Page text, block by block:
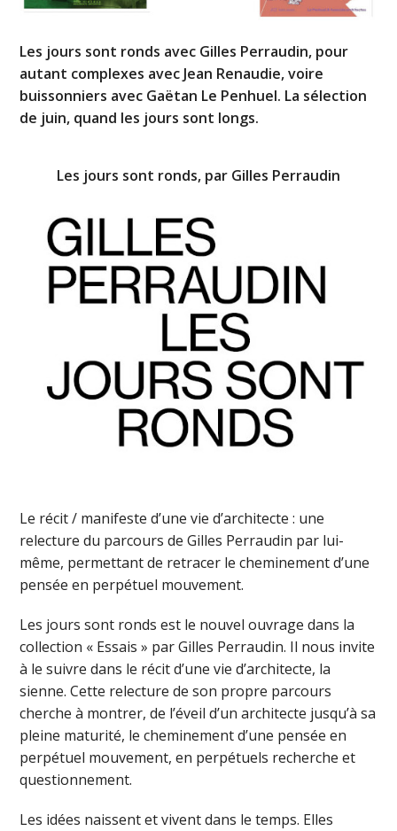
Les jours sont ronds avec Gilles Perraudin, pour
autant complexes avec Jean Renaudie, voire
buissonniers avec Gaëtan Le Penhuel. La sélection
de juin, quand les jours sont longs.
Les jours sont ronds, par Gilles Perraudin
Le récit / manifeste d’une vie d’architecte : une
relecture du parcours de Gilles Perraudin par lui-
même, permettant de retracer le cheminement d’une
pensée en perpétuel mouvement.
Les jours sont ronds est le nouvel ouvrage dans la
collection « Essais » par Gilles Perraudin. Il nous invite
à le suivre dans le récit d’une vie d’architecte, la
sienne. Cette relecture de son propre parcours
cherche à montrer, de l’éveil d’un architecte jusqu’à sa
pleine maturité, le cheminement d’une pensée en
perpétuel mouvement, en perpétuels recherche et
questionnement.
Les idées naissent et vivent dans le temps. Elles